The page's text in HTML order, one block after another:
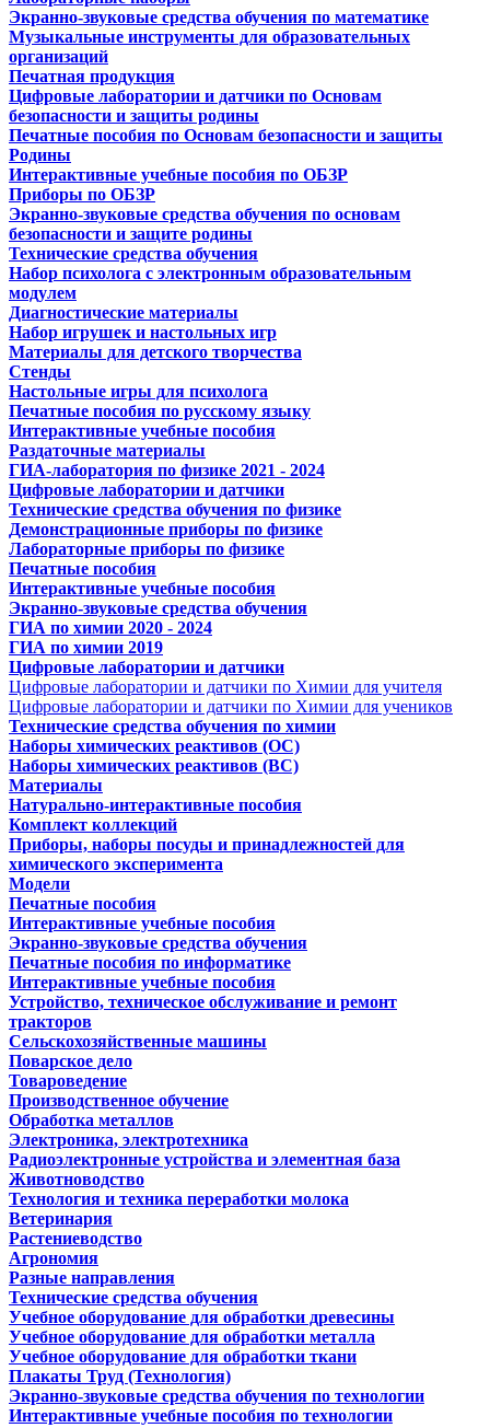
Экранно-звуковые средства обучения по математике
Музыкальные инструменты для образовательных
организаций
Печатная продукция
Цифровые лаборатории и датчики по Основам
безопасности и защиты родины
Печатные пособия по Основам безопасности и защиты
Родины
Интерактивные учебные пособия по ОБЗР
Приборы по ОБЗР
Экранно-звуковые средства обучения по основам
безопасности и защите родины
Технические средства обучения
Набор психолога с электронным образовательным
модулем
Диагностические материалы
Набор игрушек и настольных игр
Материалы для детского творчества
Стенды
Настольные игры для психолога
Печатные пособия по русскому языку
Интерактивные учебные пособия
Раздаточные материалы
ГИА-лаборатория по физике 2021 - 2024
Цифровые лаборатории и датчики
Технические средства обучения по физике
Демонстрационные приборы по физике
Лабораторные приборы по физике
Печатные пособия
Интерактивные учебные пособия
Экранно-звуковые средства обучения
ГИА по химии 2020 - 2024
ГИА по химии 2019
Цифровые лаборатории и датчики
Цифровые лаборатории и датчики по Химии для учителя
Цифровые лаборатории и датчики по Химии для учеников
Технические средства обучения по химии
Наборы химических реактивов (ОС)
Наборы химических реактивов (ВС)
Материалы
Натурально-интерактивные пособия
Комплект коллекций
Приборы, наборы посуды и принадлежностей для
химического эксперимента
Модели
Печатные пособия
Интерактивные учебные пособия
Экранно-звуковые средства обучения
Печатные пособия по информатике
Интерактивные учебные пособия
Устройство, техническое обслуживание и ремонт
тракторов
Сельскохозяйственные машины
Поварское дело
Товароведение
Производственное обучение
Обработка металлов
Электроника, электротехника
Радиоэлектронные устройства и элементная база
Животноводство
Технология и техника переработки молока
Ветеринария
Растениеводство
Агрономия
Разные направления
Технические средства обучения
Учебное оборудование для обработки древесины
Учебное оборудование для обработки металла
Учебное оборудование для обработки ткани
Плакаты Труд (Технология)
Экранно-звуковые средства обучения по технологии
Интерактивные учебные пособия по технологии